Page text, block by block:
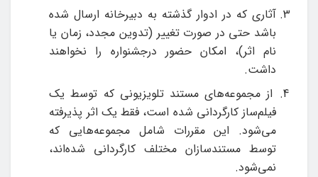
آثاری که در ادوار گذشته به دبیرخانه ارسال شده
باشد حتی در صورت تغییر (تدوین مجدد، زمان یا
نام اثر)، امکان حضور درجشنواره را نخواهند
داشت.
از مجموعه‌های مستند تلویزیونی که توسط یک
فیلم‌ساز کارگردانی شده است، فقط یک اثر پذیرفته
می‌شود. این مقررات شامل مجموعه‌هایی که
توسط مستندسازان مختلف کارگردانی شده‌اند،
نمی‌شود.